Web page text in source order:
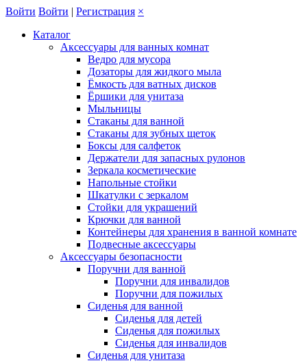
Войти Войти | Регистрация ×
Каталог
Аксессуары для ванных комнат
Ведро для мусора
Дозаторы для жидкого мыла
Ёмкость для ватных дисков
Ёршики для унитаза
Мыльницы
Стаканы для ванной
Стаканы для зубных щеток
Боксы для салфеток
Держатели для запасных рулонов
Зеркала косметические
Напольные стойки
Шкатулки с зеркалом
Стойки для украшений
Крючки для ванной
Контейнеры для хранения в ванной комнате
Подвесные аксессуары
Аксессуары безопасности
Поручни для ванной
Поручни для инвалидов
Поручни для пожилых
Сиденья для ванной
Сиденья для детей
Сиденья для пожилых
Сиденья для инвалидов
Сиденья для унитаза